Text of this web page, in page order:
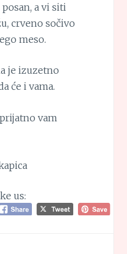
a vi siti
crveno sočivo
meso.
je izuzetno
će i vama.
vam
us: